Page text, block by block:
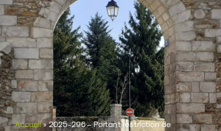
Accueil»2025-296 – Portant restriction de